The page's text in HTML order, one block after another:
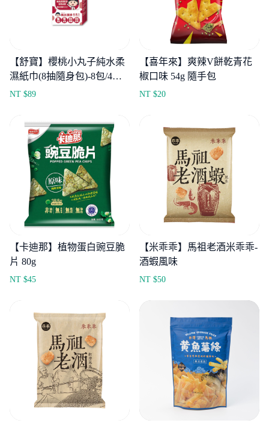
【舒寶】櫻桃小丸子純水柔
濕紙巾(8抽隨身包)-8包/4串/8
串
NT $89
【喜年來】爽辣V餅乾青花
椒口味 54g 隨手包
NT $20
【卡迪那】植物蛋白豌豆脆
片 80g
NT $45
【米乖乖】馬祖老酒米乖乖-
酒蝦風味
NT $50